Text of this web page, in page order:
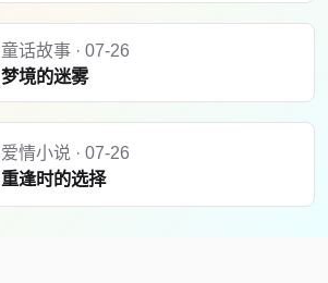
童话故事 · 07-26
梦境的迷雾
爱情小说 · 07-26
重逢时的选择